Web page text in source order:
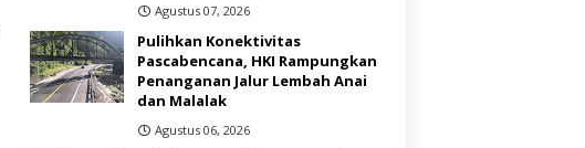
Agustus 07, 2026
Pulihkan Konektivitas
Pascabencana, HKI Rampungkan
Penanganan Jalur Lembah Anai
dan Malalak
Agustus 06, 2026